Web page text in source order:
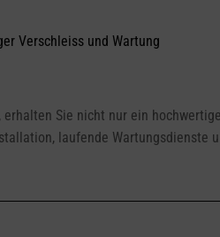
Verschleiss und Wartung
Sie nicht nur ein
laufende Wartungsdienste